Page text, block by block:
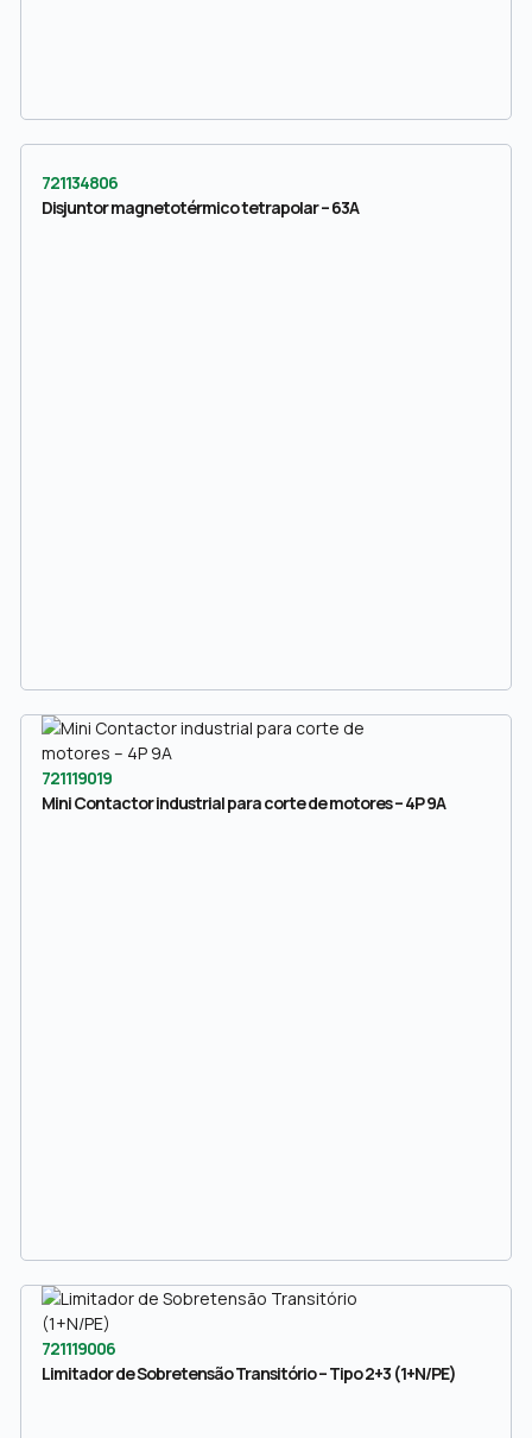
721134806
Disjuntor magnetotérmico tetrapolar – 63A
721119019
Mini Contactor industrial para corte de motores – 4P 9A
721119006
Limitador de Sobretensão Transitório – Tipo 2+3 (1+N/PE)